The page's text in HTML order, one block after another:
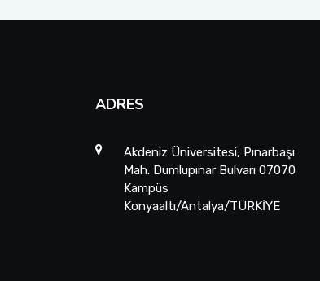
ADRES
Akdeniz Üniversitesi, Pınarbaşı
Mah. Dumlupınar Bulvarı 07070
Kampüs
Konyaaltı/Antalya/TÜRKİYE